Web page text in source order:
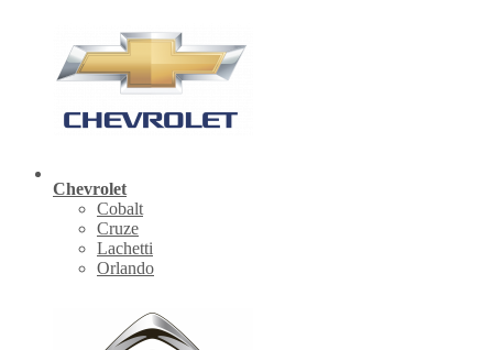
Chevrolet
Cobalt
Cruze
Lachetti
Orlando